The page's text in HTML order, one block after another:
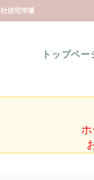
住宅市場
トップペー